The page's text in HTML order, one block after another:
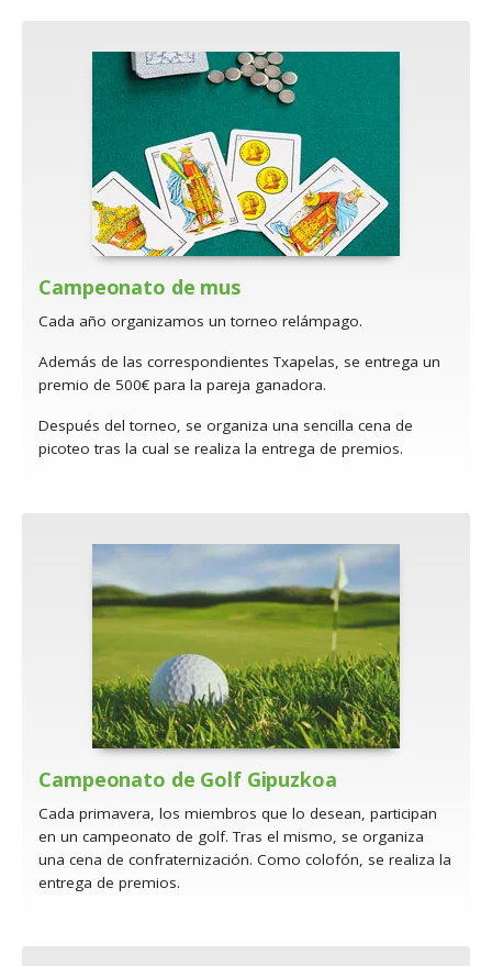
Campeonato de mus
Cada año organizamos un torneo relámpago.
Además de las correspondientes Txapelas, se entrega un
premio de 500€ para la pareja ganadora.
Después del torneo, se organiza una sencilla cena de
picoteo tras la cual se realiza la entrega de premios.
Campeonato de Golf Gipuzkoa
Cada primavera, los miembros que lo desean, participan
en un campeonato de golf. Tras el mismo, se organiza
una cena de confraternización. Como colofón, se realiza la
entrega de premios.